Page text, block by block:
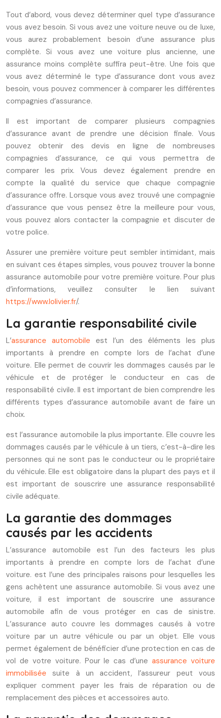
Tout d’abord, vous devez déterminer quel type d’assurance
vous avez besoin. Si vous avez une voiture neuve ou de luxe,
vous aurez probablement besoin d’une assurance plus
complète. Si vous avez une voiture plus ancienne, une
assurance moins complète suffira peut-être. Une fois que
vous avez déterminé le type d’assurance dont vous avez
besoin, vous pouvez commencer à comparer les différentes
compagnies d’assurance.
Il est important de comparer plusieurs compagnies
d’assurance avant de prendre une décision finale. Vous
pouvez obtenir des devis en ligne de nombreuses
compagnies d’assurance, ce qui vous permettra de
comparer les prix. Vous devez également prendre en
compte la qualité du service que chaque compagnie
d’assurance offre. Lorsque vous avez trouvé une compagnie
d’assurance que vous pensez être la meilleure pour vous,
vous pouvez alors contacter la compagnie et discuter de
votre police.
Assurer une première voiture peut sembler intimidant, mais
en suivant ces étapes simples, vous pouvez trouver la bonne
assurance automobile pour votre première voiture. Pour plus
d’informations, veuillez consulter le lien suivant
https://www.lolivier.fr/.
La garantie responsabilité civile
L’assurance automobile est l’un des éléments les plus
importants à prendre en compte lors de l’achat d’une
voiture. Elle permet de couvrir les dommages causés par le
véhicule et de protéger le conducteur en cas de
responsabilité civile. Il est important de bien comprendre les
différents types d’assurance automobile avant de faire un
choix.
est l’assurance automobile la plus importante. Elle couvre les
dommages causés par le véhicule à un tiers, c’est-à-dire les
personnes qui ne sont pas le conducteur ou le propriétaire
du véhicule. Elle est obligatoire dans la plupart des pays et il
est important de souscrire une assurance responsabilité
civile adéquate.
La garantie des dommages
causés par les accidents
L’assurance automobile est l’un des facteurs les plus
importants à prendre en compte lors de l’achat d’une
voiture. est l’une des principales raisons pour lesquelles les
gens achètent une assurance automobile. Si vous avez une
voiture, il est important de souscrire une assurance
automobile afin de vous protéger en cas de sinistre.
L’assurance auto couvre les dommages causés à votre
voiture par un autre véhicule ou par un objet. Elle vous
permet également de bénéficier d’une protection en cas de
vol de votre voiture. Pour le cas d’uneassurance voiture
immobilisée suite à un accident, l’assureur peut vous
expliquer comment payer les frais de réparation ou de
remplacement des pièces et accessoires auto.